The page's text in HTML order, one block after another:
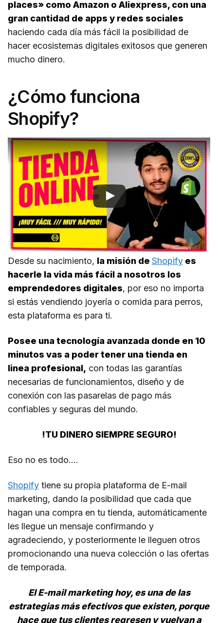
places» como Amazon o Aliexpress, con una
gran cantidad de apps y redes sociales
haciendo cada día más fácil la posibilidad de
hacer ecosistemas digitales exitosos que generen
mucho dinero.
¿Cómo funciona
Shopify?
Desde su nacimiento, la misión de Shopify es
hacerle la vida más fácil a nosotros los
emprendedores digitales, por eso no importa
si estás vendiendo joyería o comida para perros,
esta plataforma es para ti.
Posee una tecnología avanzada donde en 10
minutos vas a poder tener una tienda en
linea profesional, con todas las garantías
necesarias de funcionamientos, diseño y de
conexión con las pasarelas de pago más
confiables y seguras del mundo.
!TU DINERO SIEMPRE SEGURO!
Eso no es todo….
Shopify tiene su propia plataforma de E-mail
marketing, dando la posibilidad que cada que
hagan una compra en tu tienda, automáticamente
les llegue un mensaje confirmando y
agradeciendo, y posteriormente le lleguen otros
promocionando una nueva colección o las ofertas
de temporada.
El E-mail marketing hoy, es una de las
estrategias más efectivos que existen, porque
hace que tus clientes regresen y vuelvan a